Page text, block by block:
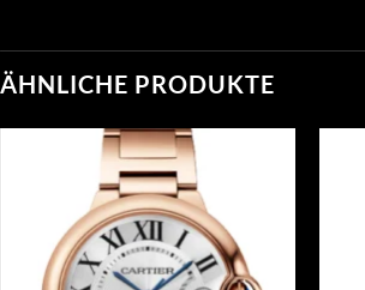
ÄHNLICHE PRODUKTE